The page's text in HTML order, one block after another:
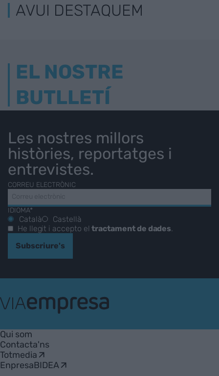
AVUI DESTAQUEM
EL NOSTRE
BUTLLETÍ
Les nostres millors
històries, reportatges i
entrevistes.
CORREU ELECTRÒNIC
IDIOMA*
Català
Castellà
He llegit i accepto eltractament de dades.
Subscriure's
Empresa
Qui som
Contacta'ns
Totmedia
EnpresaBIDEA